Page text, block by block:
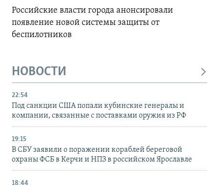
Российские власти города анонсировали
появление новой системы защиты от
беспилотников
НОВОСТИ
22:54
Под санкции США попали кубинские генералы и
компании, связанные с поставками оружия из РФ
19:15
В СБУ заявили о поражении кораблей береговой
охраны ФСБ в Керчи и НПЗ в российском Ярославле
18:44